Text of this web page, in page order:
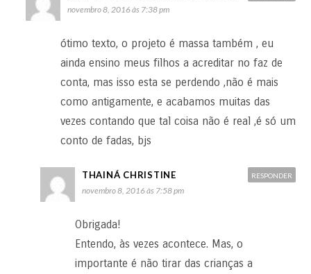
novembro 8, 2016 às 7:38 pm
ótimo texto, o projeto é massa também , eu
ainda ensino meus filhos a acreditar no faz de
conta, mas isso esta se perdendo ,não é mais
como antigamente, e acabamos muitas das
vezes contando que tal coisa não é real ,é só um
conto de fadas, bjs
THAINÁ CHRISTINE
novembro 8, 2016 às 7:58 pm
Obrigada!
Entendo, às vezes acontece. Mas, o
importante é não tirar das crianças a
RESPONDER